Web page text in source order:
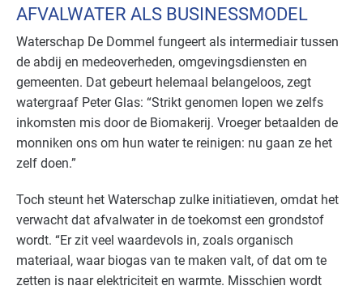
AFVALWATER ALS BUSINESSMODEL
Waterschap De Dommel fungeert als intermediair tussen
de abdij en medeoverheden, omgevingsdiensten en
gemeenten. Dat gebeurt helemaal belangeloos, zegt
watergraaf Peter Glas: “Strikt genomen lopen we zelfs
inkomsten mis door de Biomakerij. Vroeger betaalden de
monniken ons om hun water te reinigen: nu gaan ze het
zelf doen.”
Toch steunt het Waterschap zulke initiatieven, omdat het
verwacht dat afvalwater in de toekomst een grondstof
wordt. “Er zit veel waardevols in, zoals organisch
materiaal, waar biogas van te maken valt, of dat om te
zetten is naar elektriciteit en warmte. Misschien wordt